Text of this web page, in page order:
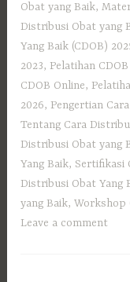
Obat yang Baik,
Distribusi Obat yang
Yang Baik (CDOB)
2023, Pelatihan CDOB
CDOB Online,
2026, Pengertian
Tentang Cara
Distribusi Obat yang
Yang Baik, Sertifikasi
Distribusi Obat Yang
yang Baik,Workshop
Leave a comment